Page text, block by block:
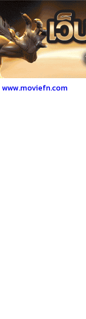
www.moviefn.com